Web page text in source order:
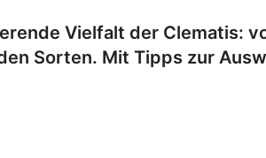
Vielfalt der Clematis:
Sorten. Mit Tipps zur